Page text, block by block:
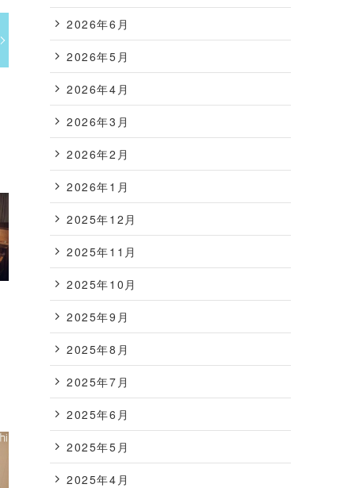
2026年6月
2026年5月
2026年4月
2026年3月
2026年2月
2026年1月
2025年12月
2025年11月
2025年10月
2025年9月
2025年8月
2025年7月
2025年6月
2025年5月
2025年4月